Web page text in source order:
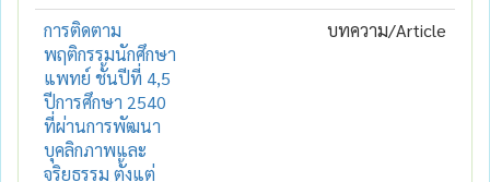
การติดตาม
พฤติกรรมนักศึกษา
แพทย์ ชั้นปีที่ 4,5
ปีการศึกษา 2540
ที่ผ่านการพัฒนา
บุคลิกภาพและ
จริยธรรม ตั้งแต่
บทความ/Article